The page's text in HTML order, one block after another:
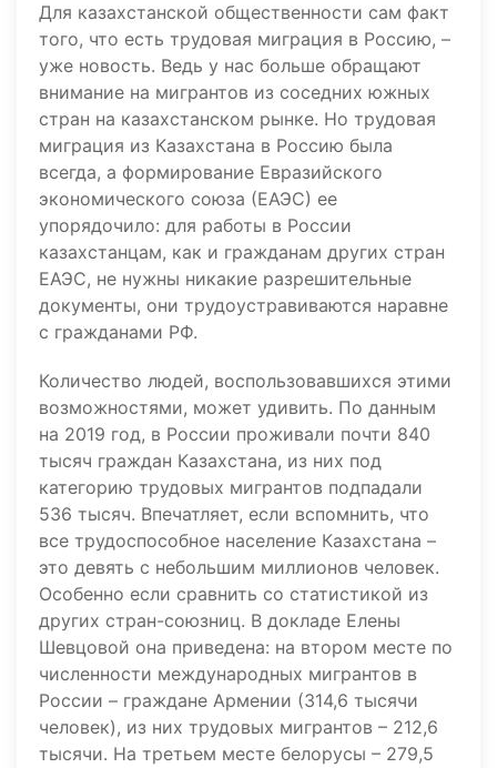
Для казахстанской общественности сам факт
того, что есть трудовая миграция в Россию, –
уже новость. Ведь у нас больше обращают
внимание на мигрантов из соседних южных
стран на казахстанском рынке. Но трудовая
миграция из Казахстана в Россию была
всегда, а формирование Евразийского
экономического союза (ЕАЭС) ее
упорядочило: для работы в России
казахстанцам, как и гражданам других стран
ЕАЭС, не нужны никакие разрешительные
документы, они трудоустравиваются наравне
с гражданами РФ.
Количество людей, воспользовавшихся этими
возможностями, может удивить. По данным
на 2019 год, в России проживали почти 840
тысяч граждан Казахстана, из них под
категорию трудовых мигрантов подпадали
536 тысяч. Впечатляет, если вспомнить, что
все трудоспособное население Казахстана –
это девять с небольшим миллионов человек.
Особенно если сравнить со статистикой из
других стран-союзниц. В докладе Елены
Шевцовой она приведена: на втором месте по
численности международных мигрантов в
России – граждане Армении (314,6 тысячи
человек), из них трудовых мигрантов – 212,6
тысячи. На третьем месте белорусы – 279,5